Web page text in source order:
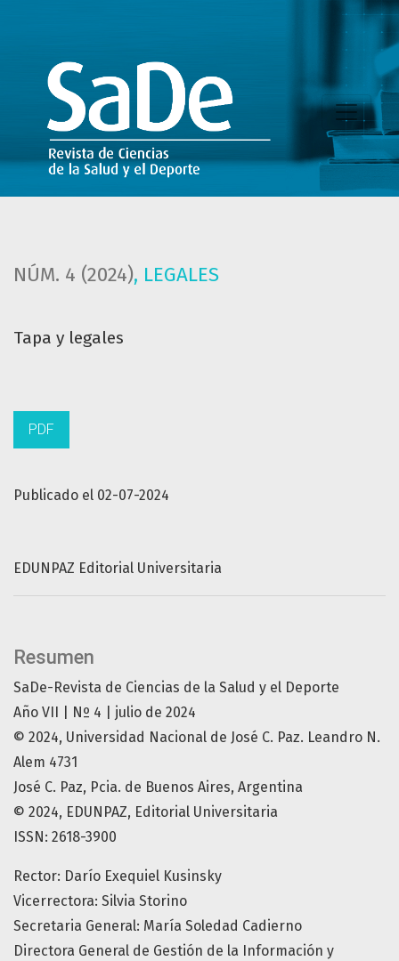
NÚM. 4 (2024), LEGALES
Tapa y legales
Publicado el 02-07-2024
PDF
EDUNPAZ Editorial Universitaria
Resumen
SaDe-Revista de Ciencias de la Salud y el Deporte
Año VII | Nº 4 | julio de 2024
© 2024, Universidad Nacional de José C. Paz. Leandro N.
Alem 4731
José C. Paz, Pcia. de Buenos Aires, Argentina
© 2024, EDUNPAZ, Editorial Universitaria
ISSN: 2618-3900
Rector: Darío Exequiel Kusinsky
Vicerrectora: Silvia Storino
Secretaria General: María Soledad Cadierno
Directora General de Gestión de la Información y